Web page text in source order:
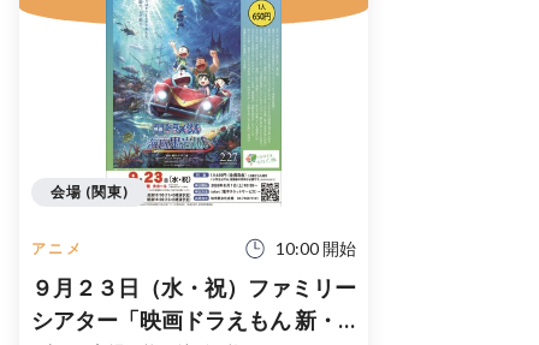
アニメ 10:00 開始
９月２３日（水・祝）ファミリー
シアター「映画ドラえもん 新・
会場 (関東)